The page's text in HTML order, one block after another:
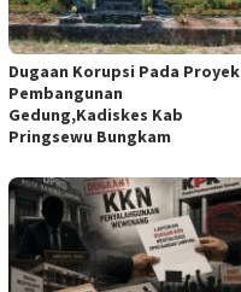
Dugaan Korupsi Pada Proyek
Pembangunan
Gedung,Kadiskes Kab
Pringsewu Bungkam